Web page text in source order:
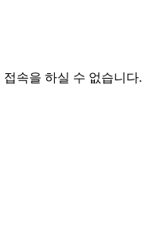
속을 하실 수 없습니다.